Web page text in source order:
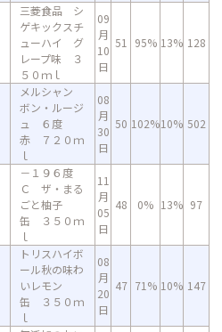
三菱食品 シ
ゲキックスチ
ューハイ グ
レープ味 ３
５０ｍｌ
09
月
10
日
51 95% 13% 128
メルシャン
ボン・ルージ
ュ ６度
赤 ７２０ｍ
ｌ
08
月
30
日
50 102%10% 502
－１９６度
Ｃ ザ・まる
ごと柚子
缶 ３５０ｍ
ｌ
11
月
05
日
48 0% 13% 97
トリスハイボ
ール秋の味わ
いレモン
缶 ３５０ｍ
ｌ
08
月
20
日
47 71% 10% 147